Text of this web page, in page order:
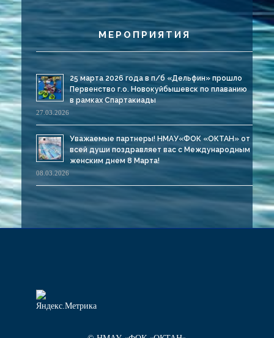
МЕРОПРИЯТИЯ
25 марта 2026 года в п/б «Дельфин» прошло
Первенство г.о. Новокуйбышевск по плаванию
в рамках Спартакиады
27.03.2026
Уважаемые партнеры! НМАУ«ФОК «ОКТАН» от
всей души поздравляет вас с Международным
женским днем 8 Марта!
08.03.2026